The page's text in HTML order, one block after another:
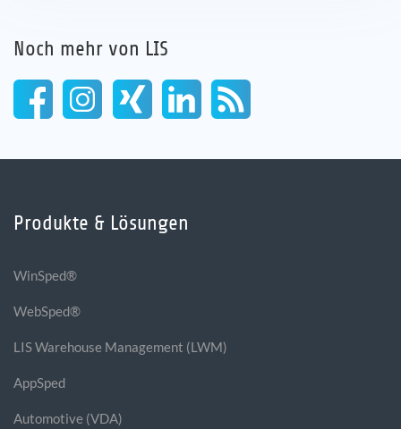
Noch mehr von LIS
Produkte & Lösungen
WinSped®
WebSped®
LIS Warehouse Management (LWM)
AppSped
Automotive (VDA)